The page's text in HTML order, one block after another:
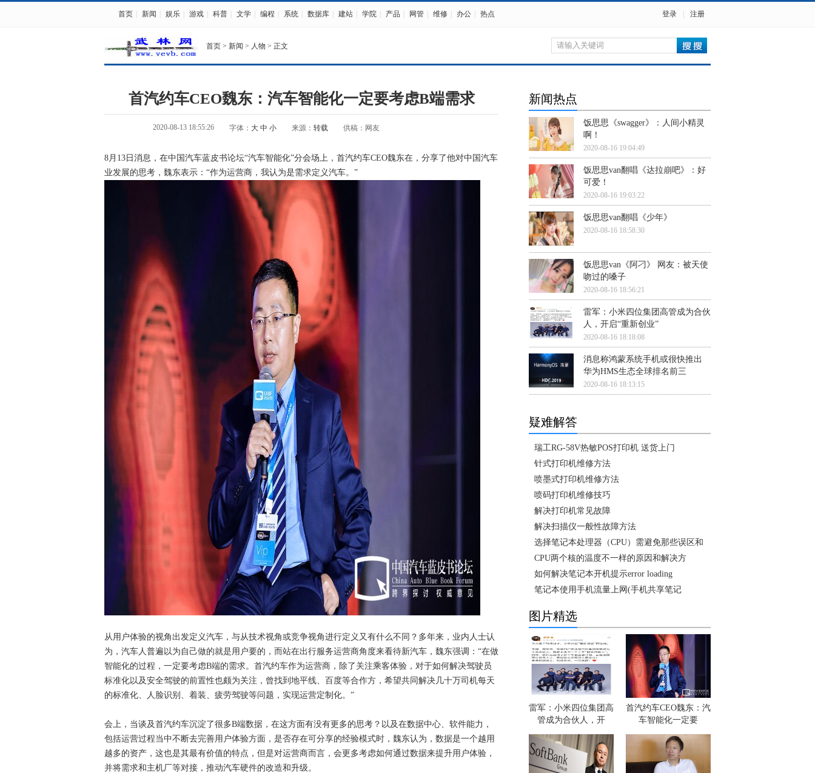
首页 新闻 娱乐 游戏 科普 文学 编程 系统 数据库 建站 学院 产品 网管 维修 办公 热点 登录 注册
首页 > 新闻 > 人物 > 正文
首汽约车CEO魏东：汽车智能化一定要考虑B端需求
2020-08-13 18:55:26 字体： 大 中 小 来源： 转载 供稿：网友
8月13日消息，在中国汽车蓝皮书论坛“汽车智能化”分会场上，首汽约车CEO魏东在，分享了他对中国汽车
业发展的思考，魏东表示：“作为运营商，我认为是需求定义汽车。”
从用户体验的视角出发定义汽车，与从技术视角或竞争视角进行定义又有什么不同？多年来，业内人士认
为，汽车人普遍以为自己做的就是用户要的，而站在出行服务运营商角度来看待新汽车，魏东强调：“在做
智能化的过程，一定要考虑B端的需求。首汽约车作为运营商，除了关注乘客体验，对于如何解决驾驶员
标准化以及安全驾驶的前置性也颇为关注，曾找到地平线、百度等合作方，希望共同解决几十万司机每天
的标准化、人脸识别、着装、疲劳驾驶等问题，实现运营定制化。”
会上，当谈及首汽约车沉淀了很多B端数据，在这方面有没有更多的思考？以及在数据中心、软件能力，
包括运营过程当中不断去完善用户体验方面，是否存在可分享的经验模式时，魏东认为，数据是一个越用
越多的资产，这也是其最有价值的特点，但是对运营商而言，会更多考虑如何通过数据来提升用户体验，
并将需求和主机厂等对接，推动汽车硬件的改造和升级。
新闻热点
饭思思《swagger》：人间小精灵
啊！
2020-08-16 19:04:49
饭思思van翻唱《达拉崩吧》：好
可爱！
2020-08-16 19:03:22
饭思思van翻唱《少年》
2020-08-16 18:58:30
饭思思van《阿刁》 网友：被天使
吻过的嗓子
2020-08-16 18:56:21
雷军：小米四位集团高管成为合伙
人，开启“重新创业”
2020-08-16 18:18:08
消息称鸿蒙系统手机或很快推出
华为HMS生态全球排名前三
2020-08-16 18:13:15
疑难解答
瑞工RG-58V热敏POS打印机 送货上门
针式打印机维修方法
喷墨式打印机维修方法
喷码打印机维修技巧
解决打印机常见故障
解决扫描仪一般性故障方法
选择笔记本处理器（CPU）需避免那些误区和
CPU两个核的温度不一样的原因和解决方
如何解决笔记本开机提示error loading
笔记本使用手机流量上网(手机共享笔记
图片精选
雷军：小米四位集团高
管成为合伙人，开
首汽约车CEO魏东：汽
车智能化一定要